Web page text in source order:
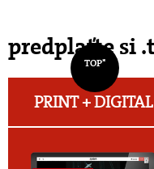
predplaťte si
TOP*
PRINT + DIGITAL